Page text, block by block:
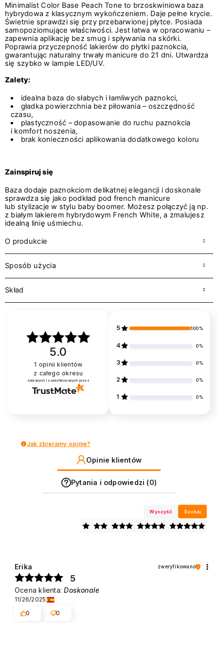
Minimalist Color Base Peach Tone to brzoskwiniowa baza
hybrydowa z klasycznym wykończeniem. Daje pełne krycie.
Świetnie sprawdzi się przy przebarwionej płytce. Posiada
samopoziomujące właściwości. Jest łatwa w opracowaniu –
zapewnia aplikację bez smug i spływania na skórki.
Poprawia przyczepność lakierów do płytki paznokcia,
gwarantując naturalny trwały manicure do 21 dni. Utwardza
się szybko w lampie LED/UV.
Zalety:
idealna baza do słabych i łamliwych paznokci,
gładka powierzchnia bez piłowania – oszczędność
czasu,
plastyczność – dopasowanie do ruchu paznokcia
i komfort noszenia,
brak konieczności aplikowania dodatkowego koloru
Zainspiruj się
Baza dodaje paznokciom delikatnej elegancji i doskonale
sprawdza się jako podkład pod french manicure
lub stylizacje w stylu baby boomer. Możesz połączyć ją np.
z białym lakierem hybrydowym French White, a zmalujesz
idealną linię uśmiechu.
O produkcie
Sposób użycia
Skład
5.0
1 opinii klientów
z całego okresu
zebranych i zweryfikowanych przez
5 100%
4 0%
3 0%
2 0%
1 0%
Jak zbieramy opinie?
Opinie klientów
Pytania i odpowiedzi (0)
Wyczyść Szukaj
Erika zweryfikowano
5
Ocena klienta:Doskonale
11/26/2025
0
0